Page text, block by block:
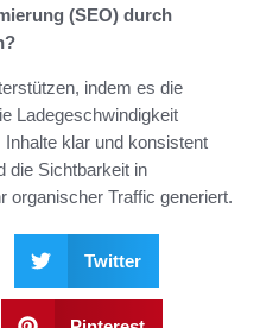
(SEO) durch
indem es die
Ladegeschwindigkeit
klar und konsistent
die Sichtbarkeit in
organischer Traffic generiert.
Twitter